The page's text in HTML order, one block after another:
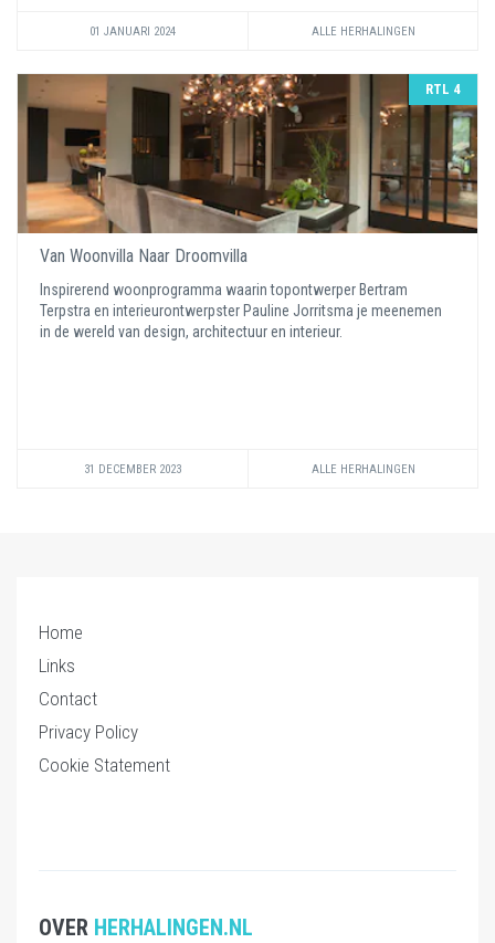
01 JANUARI 2024 ALLE HERHALINGEN
RTL 4
Van Woonvilla Naar Droomvilla
Inspirerend woonprogramma waarin topontwerper Bertram
Terpstra en interieurontwerpster Pauline Jorritsma je meenemen
in de wereld van design, architectuur en interieur.
31 DECEMBER 2023 ALLE HERHALINGEN
Home
Links
Contact
Privacy Policy
Cookie Statement
OVER HERHALINGEN.NL